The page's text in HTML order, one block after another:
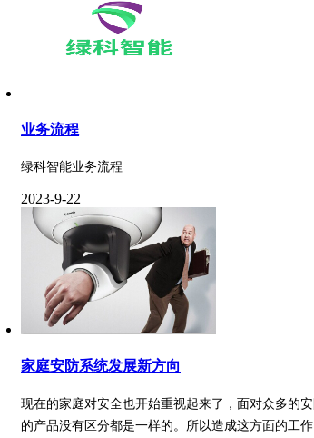
业务流程
绿科智能业务流程
2023-9-22
家庭安防系统发展新方向
现在的家庭对安全也开始重视起来了，面对众多的
的产品没有区分都是一样的。所以造成这方面的工